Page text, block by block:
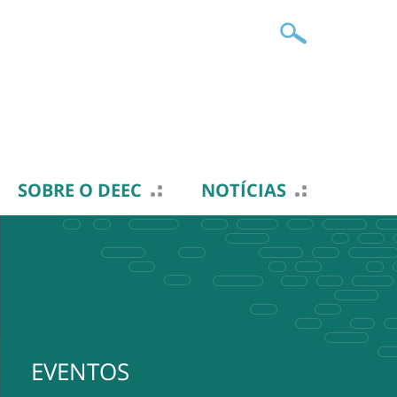
SOBRE O DEEC NOTÍCIAS
EVENTOS